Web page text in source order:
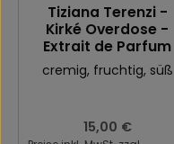
Tiziana Terenzi -
Kirké Overdose -
Extrait de Parfum
cremig, fruchtig, süß
Regulärer Preis:
15,00 €